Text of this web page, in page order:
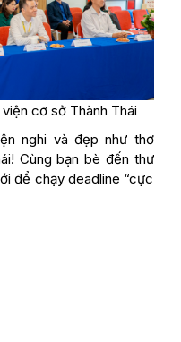
cơ sở Thành Thái
nghi và đẹp như thơ
Cùng bạn bè đến thư
để chạy deadline “cực